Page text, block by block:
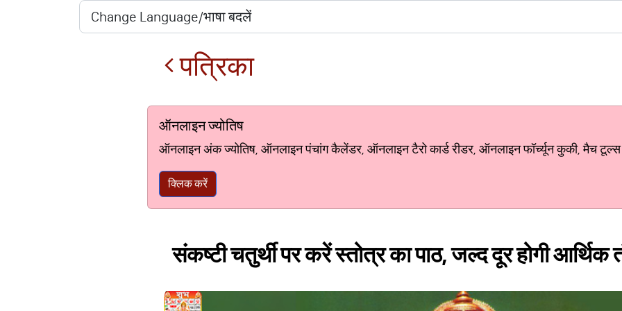
पत्रिका
ऑनलाइन ज्योतिष
ऑनलाइन अंक ज्योतिष, ऑनलाइन पंचांग कैलेंडर, ऑनलाइन टैरो कार्ड रीडर, ऑनलाइन फॉर्च्यून कुकी, मैच टूल्स
क्लिक करें
संकष्टी चतुर्थी पर करें स्तोत्र का पाठ, जल्द दूर होगी आर्थिक